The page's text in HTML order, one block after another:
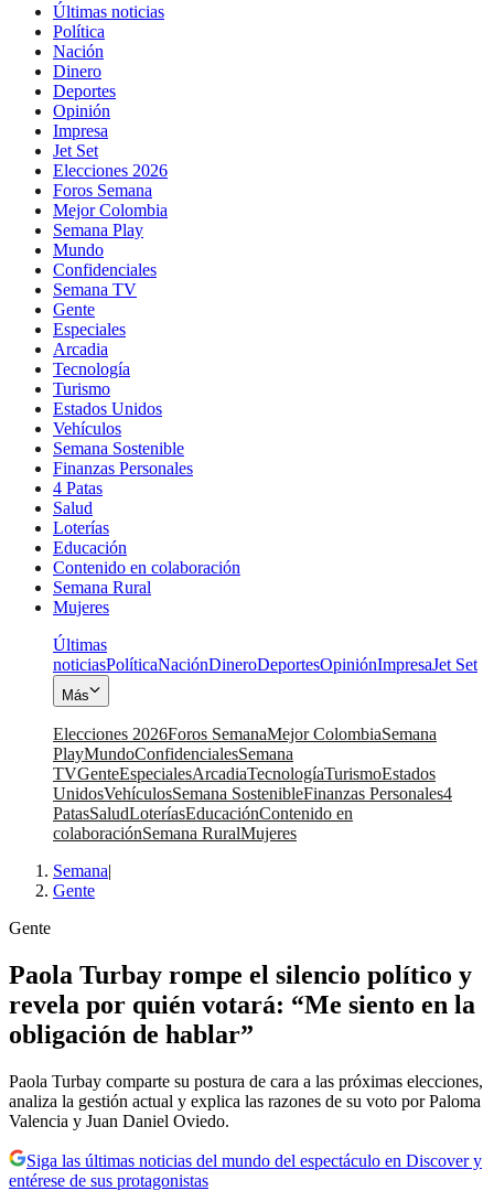
Últimas noticias
Política
Nación
Dinero
Deportes
Opinión
Impresa
Jet Set
Elecciones 2026
Foros Semana
Mejor Colombia
Semana Play
Mundo
Confidenciales
Semana TV
Gente
Especiales
Arcadia
Tecnología
Turismo
Estados Unidos
Vehículos
Semana Sostenible
Finanzas Personales
4 Patas
Salud
Loterías
Educación
Contenido en colaboración
Semana Rural
Mujeres
Últimas
noticiasPolíticaNaciónDineroDeportesOpiniónImpresaJet Set
Más
Elecciones 2026Foros SemanaMejor ColombiaSemana
PlayMundoConfidencialesSemana
TVGenteEspecialesArcadiaTecnologíaTurismoEstados
UnidosVehículosSemana SostenibleFinanzas Personales4
PatasSaludLoteríasEducaciónContenido en
colaboraciónSemana RuralMujeres
Semana|
Gente
Gente
Paola Turbay rompe el silencio político y
revela por quién votará: “Me siento en la
obligación de hablar”
Paola Turbay comparte su postura de cara a las próximas elecciones,
analiza la gestión actual y explica las razones de su voto por Paloma
Valencia y Juan Daniel Oviedo.
Siga las últimas noticias del mundo del espectáculo en Discover y
entérese de sus protagonistas